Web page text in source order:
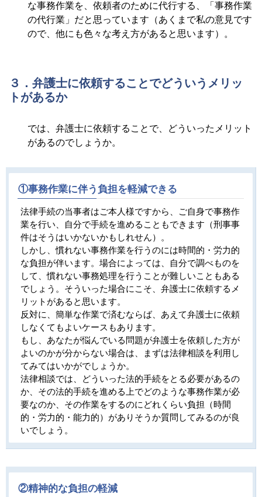
な事務作業を、依頼者のために代行する、「事務作業
の代行業」だと思っています（あくまで私の意見です
ので、他にも色々な考え方があると思います）。
３．弁護士に依頼することでどういうメリッ
トがあるか
では、弁護士に依頼することで、どういったメリット
があるのでしょうか。
①事務作業に伴う負担を軽減できる
法律手続の当事者はご本人様ですから、ご自身で事務作
業を行い、自分で手続を進めることもできます（刑事事
件はそうはいかないかもしれせん）。
しかし、慣れない事務作業を行うのには時間的・労力的
な負担が伴います。場合によっては、自分で調べものを
して、慣れない事務処理を行うことが難しいこともある
でしょう。そういった場合にこそ、弁護士に依頼するメ
リットがあると思います。
反対に、簡単な作業で済むならば、あえて弁護士に依頼
しなくてもよいケースもあります。
もし、あなたが悩んでいる問題が弁護士を依頼した方が
よいのかが分からない場合は、まずは法律相談を利用し
てみてはいかがでしょうか。
法律相談では、どういった法的手続をとる必要があるの
か、その法的手続を進める上でどのような事務作業が必
要なのか、その作業をするのにどれくらい負担（時間
的・労力的・能力的）がありそうか質問してみるのが良
いでしょう。
②精神的な負担の軽減